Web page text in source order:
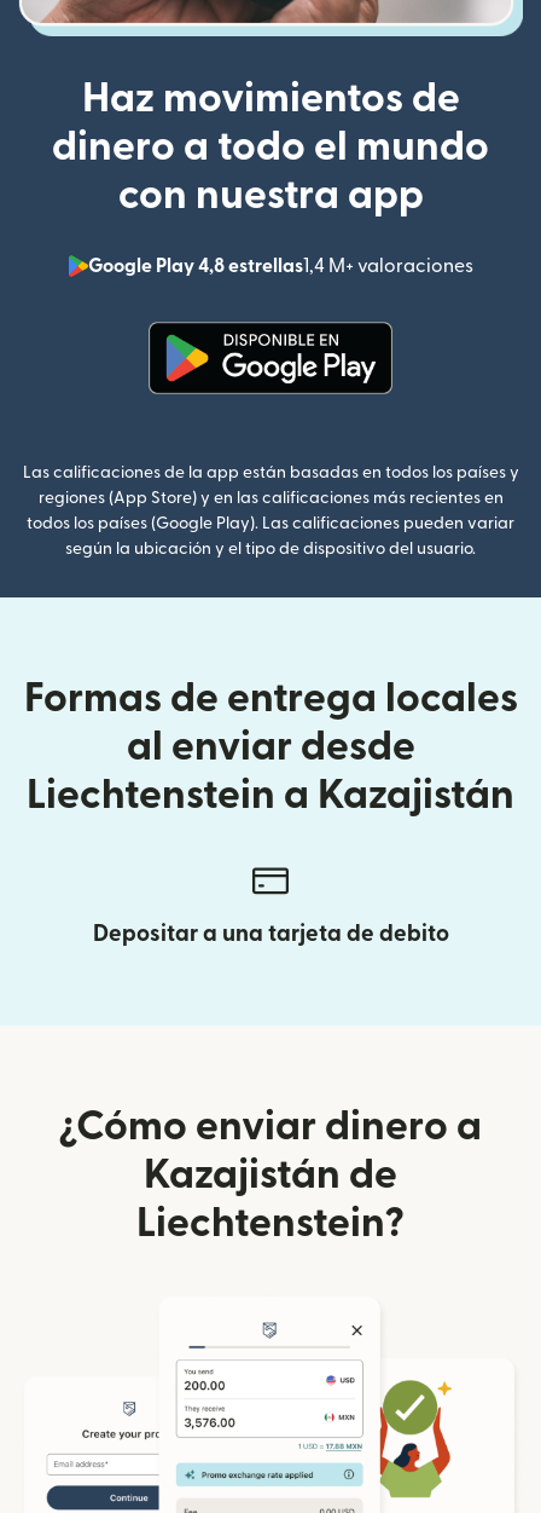
Haz movimientos de
dinero a todo el mundo
con nuestra app
Google Play 4,8 estrellas1,4 M+ valoraciones
(se
Las calificaciones de la app están basadas en todos los países y
regiones (App Store) y en las calificaciones más recientes en
todos los países (Google Play). Las calificaciones pueden variar
según la ubicación y el tipo de dispositivo del usuario.
Formas de entrega locales
al enviar desde
Liechtenstein a Kazajistán
Depositar a una tarjeta de debito
¿Cómo enviar dinero a
Kazajistán de
Liechtenstein?